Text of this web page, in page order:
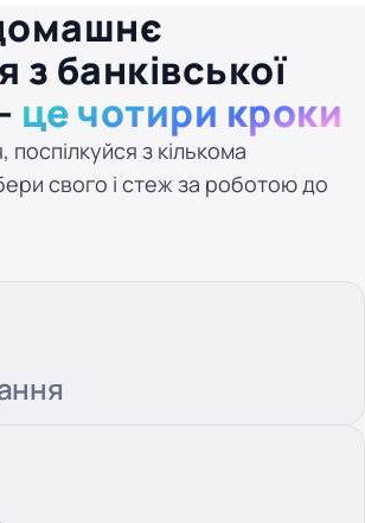
з банківської
це чотири кроки
з кількома
свого і стеж за роботою до